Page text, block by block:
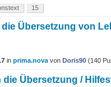
15
Übersetzung von
in prima.nova von Doris90 (140
die Übersetzung /